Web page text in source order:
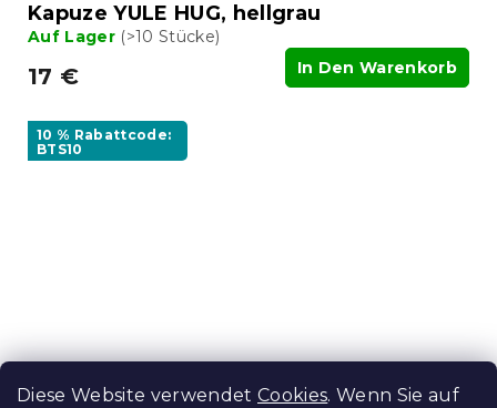
Diese Website verwendet Cookies. Wenn Sie auf
Kapuze YULE HUG, hellgrau
Auf Lager (>10 Stücke)
17 € In Den Warenkorb
10 % Rabattcode:
BTS10